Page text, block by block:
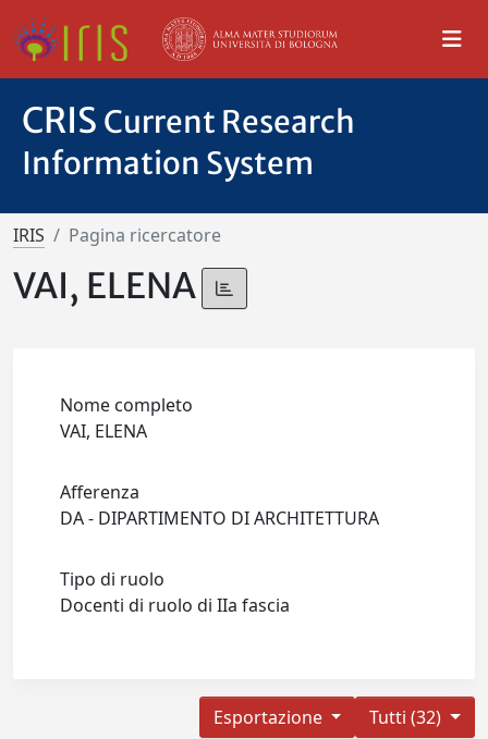
CRIS Current Research
Information System
IRIS Pagina ricercatore
VAI, ELENA
Nome completo
VAI, ELENA
Afferenza
DA - DIPARTIMENTO DI ARCHITETTURA
Tipo di ruolo
Docenti di ruolo di IIa fascia
Tutti (32)
Esportazione